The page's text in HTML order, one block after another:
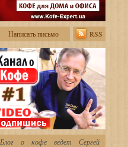
Написать письмо RSS
Блог о кофе ведет Сергей